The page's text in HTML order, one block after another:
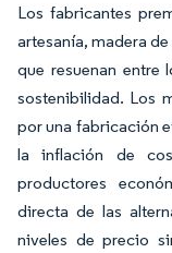
Los fabricantes
artesanía, madera
que resuenan entre
sostenibilidad. Los
por una fabricación
la inflación de
productores
directa de las
niveles de precio